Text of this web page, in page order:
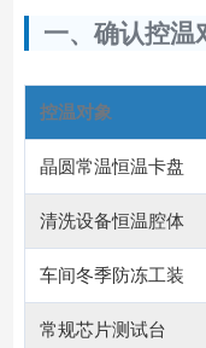
一、确认控温
控温对象
晶圆常温恒温卡盘
清洗设备恒温腔体
车间冬季防冻工装
常规芯片测试台